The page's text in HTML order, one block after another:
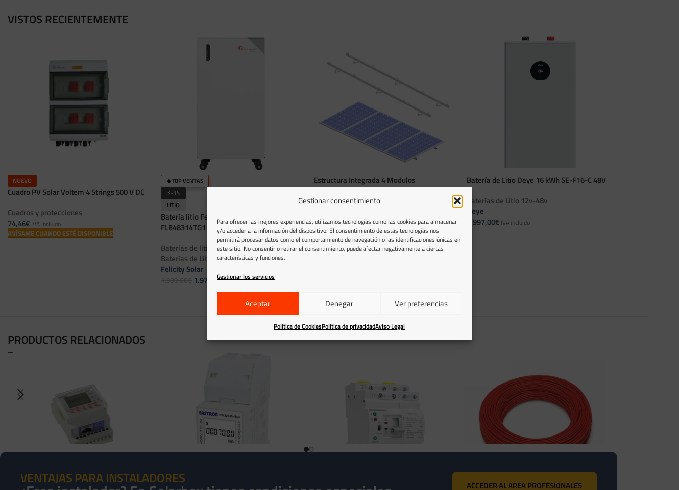
Gestionar consentimiento
Para ofrecer las mejores experiencias, utilizamos tecnologías como las cookies para almacenar
y/o acceder a la información del dispositivo. El consentimiento de estas tecnologías nos
permitirá procesar datos como el comportamiento de navegación o las identificaciones únicas en
este sitio. No consentir o retirar el consentimiento, puede afectar negativamente a ciertas
características y funciones.
Gestionar los servicios
Aceptar Denegar Ver preferencias
Política de CookiesPolítica de privacidadAviso Legal
VISTOS RECIENTEMENTE
NUEVO
Cuadro PV Solar Voltem 4 Strings 500 V DC
Cuadros y protecciones
74,46€ IVA incluido
AVÍSAME CUANDO ESTÉ DISPONIBLE
🔥TOP VENTAS
⚡-1%
LITIO
Batería litio Felicity 16kWh 48V LiFePO4 –
FLB48314TG1
Baterías de litio para placas solares,
Baterías de Litio 12v-48v
Felicity Solar
1.972,00€IVA incluido
Estructura Integrada 4 Modulos
Estructuras paneles solares
142,00€ IVA incluido
AÑADIR AL CARRITO
Batería de Litio Deye 16 kWh SE-F16-C 48V
Baterías de Litio 12v-48v
Deye
1.997,00€ IVA incluido
PRODUCTOS RELACIONADOS
VENTAJAS PARA INSTALADORES ACCEDER AL AREA PROFESIONALES